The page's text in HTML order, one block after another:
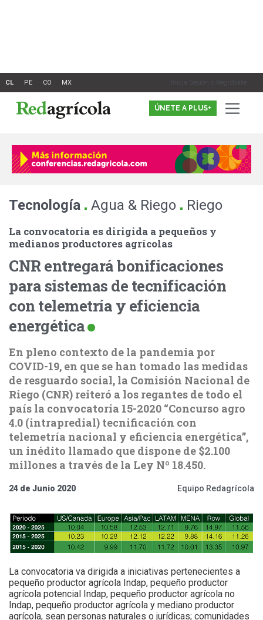
Inicia Sesión o Registrate
ÚNETE A PLUS+
Tecnología . Agua & Riego . Riego
La convocatoria es dirigida a pequeños y
medianos productores agrícolas
CNR entregará bonificaciones
para sistemas de tecnificación
con telemetría y eficiencia
energética
En pleno contexto de la pandemia por
COVID-19, en que se han tomado las medidas
de resguardo social, la Comisión Nacional de
Riego (CNR) reiteró a los regantes de todo el
país la convocatoria 15-2020 “Concurso agro
4.0 (intrapredial) tecnificación con
telemetría nacional y eficiencia energética”,
un inédito llamado que dispone de $2.100
millones a través de la Ley Nº 18.450.
24 de Junio 2020 Equipo Redagrícola
La convocatoria va dirigida a iniciativas pertenecientes a
pequeño productor agrícola Indap, pequeño productor
agrícola potencial Indap, pequeño productor agrícola no
Indap, pequeño productor agrícola y mediano productor
agrícola, sean personas naturales o jurídicas; comunidades